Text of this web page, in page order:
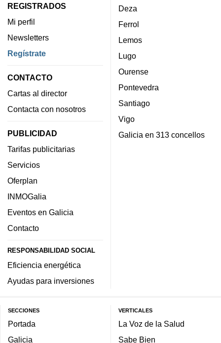
REGISTRADOS
Mi perfil
Newsletters
Regístrate
CONTACTO
Cartas al director
Contacta con nosotros
PUBLICIDAD
Tarifas publicitarias
Servicios
Oferplan
INMOGalia
Eventos en Galicia
Contacto
RESPONSABILIDAD SOCIAL
Eficiencia energética
Ayudas para inversiones
Deza
Ferrol
Lemos
Lugo
Ourense
Pontevedra
Santiago
Vigo
Galicia en 313 concellos
SECCIONES
Portada
Galicia
VERTICALES
La Voz de la Salud
Sabe Bien